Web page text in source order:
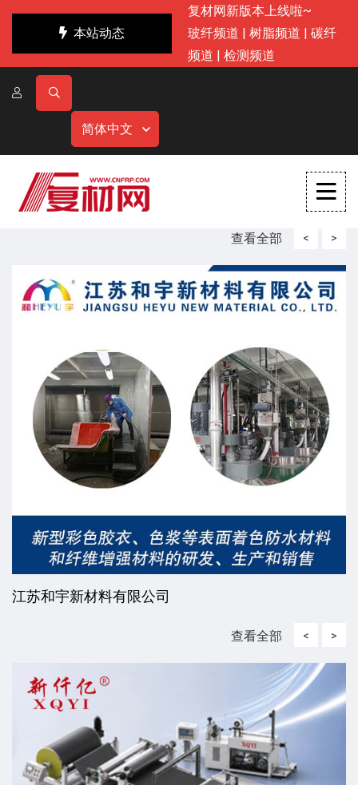
本站动态
复材网新版本上线啦~
玻纤频道 | 树脂频道 | 碳纤
频道 | 检测频道
简体中文
查看全部 <
江苏和宇新材料有限公司
>
查看全部 < >